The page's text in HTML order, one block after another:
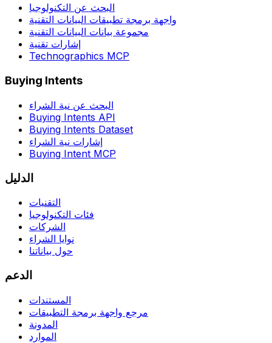
البحث عن التكنولوجيا
واجهة برمجة تطبيقات البيانات التقنية
مجموعة بيانات البيانات التقنية
إشارات تقنية
Technographics MCP
Buying Intents
البحث عن نية الشراء
Buying Intents API
Buying Intents Dataset
إشارات نية الشراء
Buying Intent MCP
الدليل
التقنيات
فئات التكنولوجيا
الشركات
نوايا الشراء
حول بياناتنا
الدعم
المستندات
مرجع واجهة برمجة التطبيقات
المدونة
الموارد